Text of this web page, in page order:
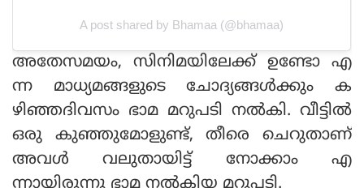
A post shared by Bhamaa (@bhamaa)
അതേസമയം, സിനിമയിലേക്ക് ഉണ്ടോ എ
ന്ന മാധ്യമങ്ങളുടെ ചോദ്യങ്ങൾക്കും ക
ഴിഞ്ഞദിവസം ഭാമ മറുപടി നൽകി. വീട്ടിൽ
ഒരു കുഞ്ഞുമോളുണ്ട്, തീരെ ചെറുതാണ്
അവൾ വലുതായിട്ട് നോക്കാം എ